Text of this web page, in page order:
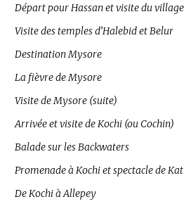
Départ pour Hassan et visite du
Visite des temples d’Halebid et Belur
Destination Mysore
La fièvre de Mysore
Visite de Mysore (suite)
Arrivée et visite de Kochi (ou Cochin)
Balade sur les Backwaters
Promenade à Kochi et spectacle de
De Kochi à Allepey